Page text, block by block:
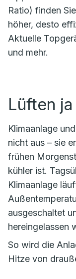
Ratio) finden
höher, desto
Aktuelle
und mehr.
Lüften
Klimaanlage
nicht aus – sie
frühen
kühler ist.
Klimaanlage
ausgeschaltet
hereingelassen
So wird die
Hitze von